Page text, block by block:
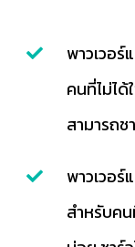
พาวเวอ
คนที่ไม่ไ
สามารถช
พาวเวอร์
สำหรับค